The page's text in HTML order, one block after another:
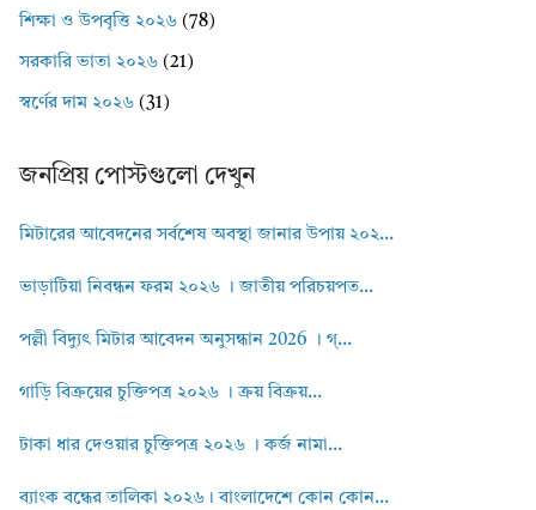
শিক্ষা ও উপবৃত্তি ২০২৬ (78)
সরকারি ভাতা ২০২৬ (21)
স্বর্ণের দাম ২০২৬ (31)
জনপ্রিয় পোস্টগুলো দেখুন
মিটারের আবেদনের সর্বশেষ অবস্থা জানার উপায় ২০২...
ভাড়াটিয়া নিবন্ধন ফরম ২০২৬ । জাতীয় পরিচয়পত...
পল্লী বিদ্যুৎ মিটার আবেদন অনুসন্ধান 2026 । গ্...
গাড়ি বিক্রয়ের চুক্তিপত্র ২০২৬ । ক্রয় বিক্রয়...
টাকা ধার দেওয়ার চুক্তিপত্র ২০২৬ । কর্জ নামা...
ব্যাংক বন্ধের তালিকা ২০২৬। বাংলাদেশে কোন কোন...